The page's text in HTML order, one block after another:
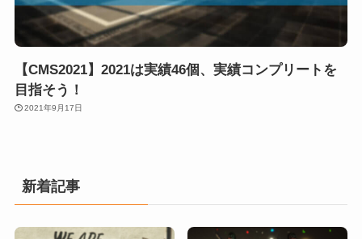
【CMS2021】2021は実績46個、実績コンプリートを
目指そう！
2021年9月17日
新着記事